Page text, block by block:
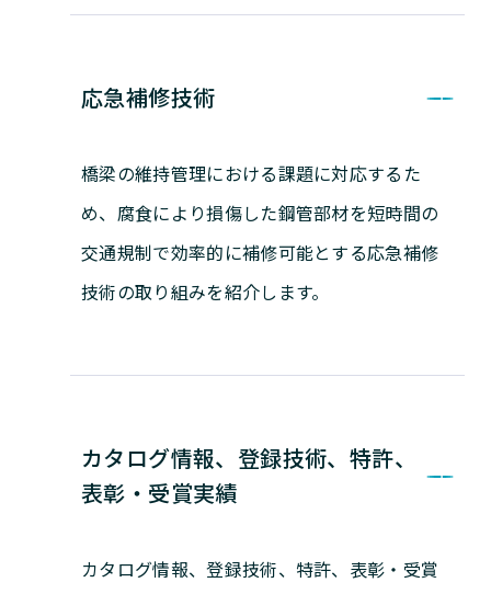
応急補修技術
橋梁の維持管理における課題に対応するた
め、腐食により損傷した鋼管部材を短時間の
交通規制で効率的に補修可能とする応急補修
技術の取り組みを紹介します。
カタログ情報、登録技術、特許、
表彰・受賞実績
カタログ情報、登録技術、特許、表彰・受賞